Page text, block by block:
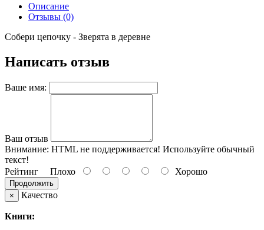
Описание
Отзывы (0)
Собери цепочку - Зверята в деревне
Написать отзыв
Ваше имя:
Ваш отзыв
Внимание: HTML не поддерживается! Используйте обычный
текст!
Рейтинг Плохо Хорошо
Продолжить
×
Качество
Книги: